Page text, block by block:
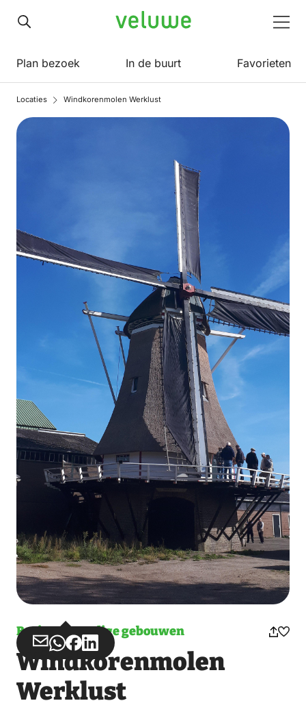
Veluwe
Plan bezoek In de buurt Favorieten
Locaties Windkorenmolen Werklust
Bezienswaardige gebouwen
Deel
via
Email
Deel
via
WhatsApp
Deel
op
Facebook
Deel
op
LinkedIn
Windkorenmolen
Werklust